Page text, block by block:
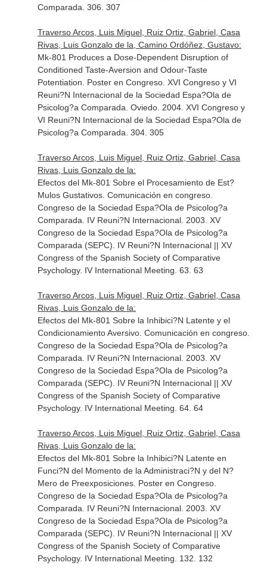
Comparada. 306. 307
Traverso Arcos, Luis Miguel, Ruiz Ortiz, Gabriel, Casa
Rivas, Luis Gonzalo de la, Camino Ordóñez, Gustavo:
Mk-801 Produces a Dose-Dependent Disruption of
Conditioned Taste-Aversion and Odour-Taste
Potentiation. Poster en Congreso. XVI Congreso y VI
Reuni?N Internacional de la Sociedad Espa?Ola de
Psicolog?a Comparada. Oviedo. 2004. XVI Congreso y
VI Reuni?N Internacional de la Sociedad Espa?Ola de
Psicolog?a Comparada. 304. 305
Traverso Arcos, Luis Miguel, Ruiz Ortiz, Gabriel, Casa
Rivas, Luis Gonzalo de la:
Efectos del Mk-801 Sobre el Procesamiento de Est?
Mulos Gustativos. Comunicación en congreso.
Congreso de la Sociedad Espa?Ola de Psicolog?a
Comparada. IV Reuni?N Internacional. 2003. XV
Congreso de la Sociedad Espa?Ola de Psicolog?a
Comparada (SEPC). IV Reuni?N Internacional || XV
Congress of the Spanish Society of Comparative
Psychology. IV International Meeting. 63. 63
Traverso Arcos, Luis Miguel, Ruiz Ortiz, Gabriel, Casa
Rivas, Luis Gonzalo de la:
Efectos del Mk-801 Sobre la Inhibici?N Latente y el
Condicionamiento Aversivo. Comunicación en congreso.
Congreso de la Sociedad Espa?Ola de Psicolog?a
Comparada. IV Reuni?N Internacional. 2003. XV
Congreso de la Sociedad Espa?Ola de Psicolog?a
Comparada (SEPC). IV Reuni?N Internacional || XV
Congress of the Spanish Society of Comparative
Psychology. IV International Meeting. 64. 64
Traverso Arcos, Luis Miguel, Ruiz Ortiz, Gabriel, Casa
Rivas, Luis Gonzalo de la:
Efectos del Mk-801 Sobre la Inhibici?N Latente en
Funci?N del Momento de la Administraci?N y del N?
Mero de Preexposiciones. Poster en Congreso.
Congreso de la Sociedad Espa?Ola de Psicolog?a
Comparada. IV Reuni?N Internacional. 2003. XV
Congreso de la Sociedad Espa?Ola de Psicolog?a
Comparada (SEPC). IV Reuni?N Internacional || XV
Congress of the Spanish Society of Comparative
Psychology. IV International Meeting. 132. 132